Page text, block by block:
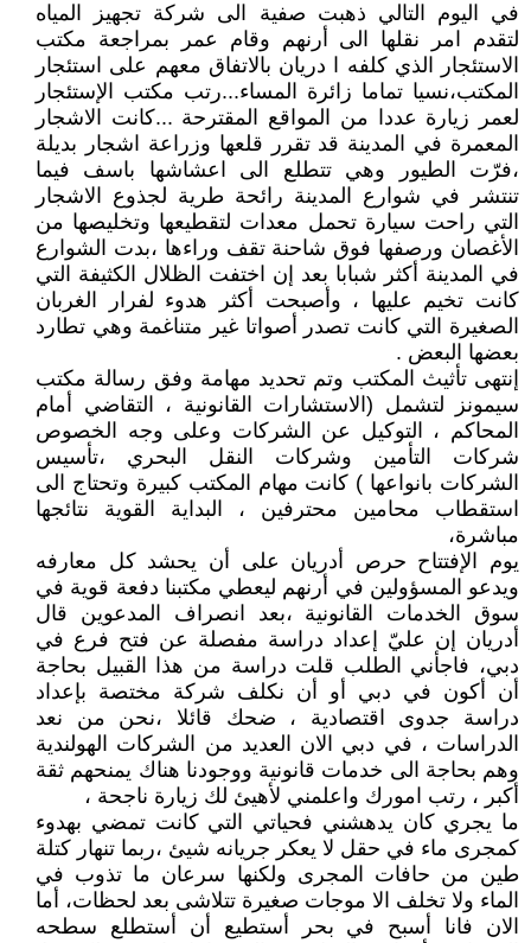
في اليوم التالي ذهبت صفية الى شركة تجهيز المياه
لتقدم امر نقلها الى أرنهم وقام عمر بمراجعة مكتب
الاستئجار الذي كلفه ا دريان بالاتفاق معهم على استئجار
المكتب،نسيا تماما زائرة المساء...رتب مكتب الإستئجار
لعمر زيارة عددا من المواقع المقترحة ...كانت الاشجار
المعمرة في المدينة قد تقرر قلعها وزراعة اشجار بديلة
،فرّت الطيور وهي تتطلع الى اعشاشها باسف فيما
تنتشر في شوارع المدينة رائحة طرية لجذوع الاشجار
التي راحت سيارة تحمل معدات لتقطيعها وتخليصها من
الأغصان ورصفها فوق شاحنة تقف وراءها ،بدت الشوارع
في المدينة أكثر شبابا بعد إن اختفت الظلال الكثيفة التي
كانت تخيم عليها ، وأصبحت أكثر هدوء لفرار الغربان
الصغيرة التي كانت تصدر أصواتا غير متناغمة وهي تطارد
بعضها البعض .
إنتهى تأثيث المكتب وتم تحديد مهامة وفق رسالة مكتب
سيمونز لتشمل (الاستشارات القانونية ، التقاضي أمام
المحاكم ، التوكيل عن الشركات وعلى وجه الخصوص
شركات التأمين وشركات النقل البحري ،تأسيس
الشركات بانواعها ) كانت مهام المكتب كبيرة وتحتاج الى
استقطاب محامين محترفين ، البداية القوية نتائجها
مباشرة،
يوم الإفتتاح حرص أدريان على أن يحشد كل معارفه
ويدعو المسؤولين في أرنهم ليعطي مكتبنا دفعة قوية في
سوق الخدمات القانونية ،بعد انصراف المدعوين قال
أدريان إن عليّ إعداد دراسة مفصلة عن فتح فرع في
دبي، فاجأني الطلب قلت دراسة من هذا القبيل بحاجة
أن أكون في دبي أو أن نكلف شركة مختصة بإعداد
دراسة جدوى اقتصادية ، ضحك قائلا ،نحن من نعد
الدراسات ، في دبي الان العديد من الشركات الهولندية
وهم بحاجة الى خدمات قانونية ووجودنا هناك يمنحهم ثقة
أكبر ، رتب امورك واعلمني لأهيئ لك زيارة ناجحة ،
ما يجري كان يدهشني فحياتي التي كانت تمضي بهدوء
كمجرى ماء في حقل لا يعكر جريانه شيئ ،ربما تنهار كتلة
طين من حافات المجرى ولكنها سرعان ما تذوب في
الماء ولا تخلف الا موجات صغيرة تتلاشى بعد لحظات، أما
الان فانا أسبح في بحر أستطيع أن أستطلع سطحه